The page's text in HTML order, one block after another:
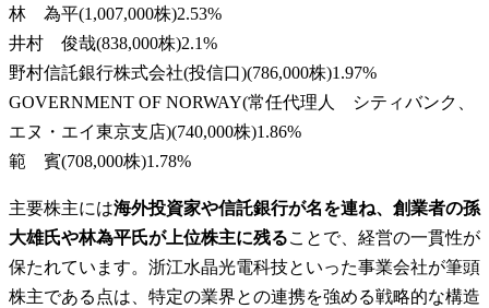
林 為平(1,007,000株)2.53%
井村 俊哉(838,000株)2.1%
野村信託銀行株式会社(投信口)(786,000株)1.97%
GOVERNMENT OF NORWAY(常任代理人 シティバンク、
エヌ・エイ東京支店)(740,000株)1.86%
範 賓(708,000株)1.78%
主要株主には海外投資家や信託銀行が名を連ね、創業者の孫
大雄氏や林為平氏が上位株主に残ることで、経営の一貫性が
保たれています。浙江水晶光電科技といった事業会社が筆頭
株主である点は、特定の業界との連携を強める戦略的な構造